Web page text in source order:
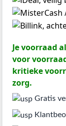
Je voorraad
voor
kritieke
zorg.
Gratis